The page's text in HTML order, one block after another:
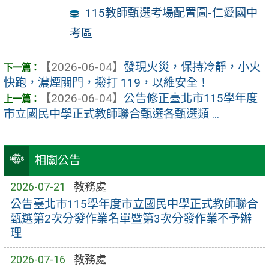
相關公告
2026-07-21 教務處
公告臺北市115學年度市立國民中學正式教師聯合
甄選第2次分發作業名單暨第3次分發作業不予辦
理
2026-07-16 教務處
115教師甄選考場配置圖-仁愛國中
考區
【2026-06-04】 發現火災，保持冷靜，小火
快跑，濃煙關門，撥打 119，以維安全！
【2026-06-04】 公告修正臺北市115學年度
市立國民中學正式教師聯合甄選各甄選類 ...